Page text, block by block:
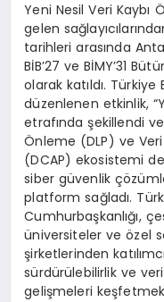
Yeni Nesil Veri
gelen
tarihleri arasında
BİB’27 ve BİMY’31
olarak katıldı.
düzenlenen etkinlik,
etrafında şekillendi
Önleme (DLP) ve
(DCAP) ekosistemi
siber güvenlik
platform sağladı.
Cumhurbaşkanlığı,
üniversiteler ve özel
şirketlerinden
sürdürülebilirlik ve
gelişmeleri